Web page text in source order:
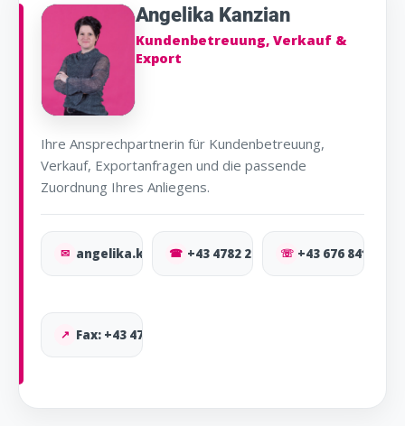
Angelika Kanzian
Kundenbetreuung, Verkauf &
Export
Ihre Ansprechpartnerin für Kundenbetreuung,
Verkauf, Exportanfragen und die passende
Zuordnung Ihres Anliegens.
✉ angelika.kanzian@osma.at
☎ +43 4782 2910 ☏ +43 676 841 577
↗ Fax: +43 4782 2910-9